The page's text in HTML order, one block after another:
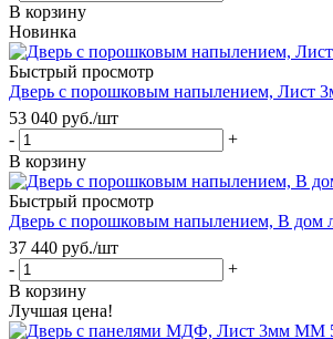
В корзину
Новинка
Быстрый просмотр
Дверь с порошковым напылением, Лист
53 040 руб./шт
-
+
В корзину
Быстрый просмотр
Дверь с порошковым напылением, В
37 440 руб./шт
-
+
В корзину
Лучшая цена!